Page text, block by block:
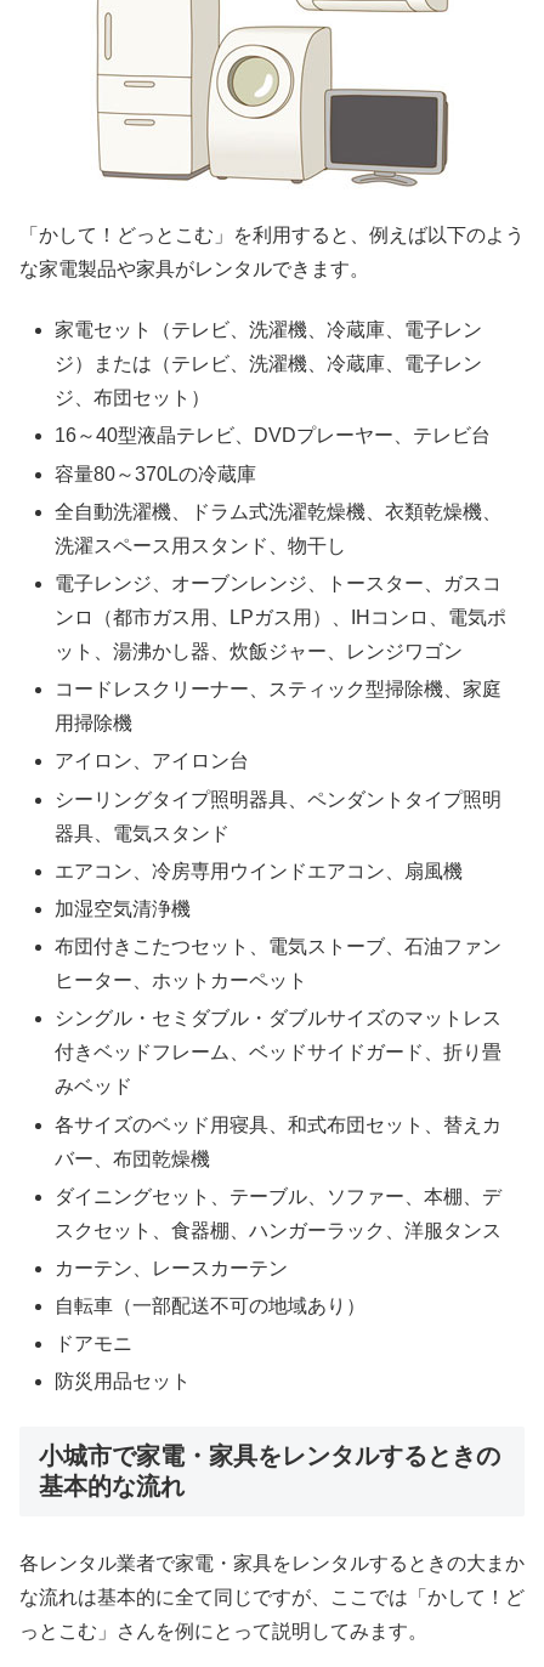
「かして！どっとこむ」を利用すると、例えば以下のよう
な家電製品や家具がレンタルできます。
家電セット（テレビ、洗濯機、冷蔵庫、電子レン
ジ）または（テレビ、洗濯機、冷蔵庫、電子レン
ジ、布団セット）
16～40型液晶テレビ、DVDプレーヤー、テレビ台
容量80～370Lの冷蔵庫
全自動洗濯機、ドラム式洗濯乾燥機、衣類乾燥機、
洗濯スペース用スタンド、物干し
電子レンジ、オーブンレンジ、トースター、ガスコ
ンロ（都市ガス用、LPガス用）、IHコンロ、電気ポ
ット、湯沸かし器、炊飯ジャー、レンジワゴン
コードレスクリーナー、スティック型掃除機、家庭
用掃除機
アイロン、アイロン台
シーリングタイプ照明器具、ペンダントタイプ照明
器具、電気スタンド
エアコン、冷房専用ウインドエアコン、扇風機
加湿空気清浄機
布団付きこたつセット、電気ストーブ、石油ファン
ヒーター、ホットカーペット
シングル・セミダブル・ダブルサイズのマットレス
付きベッドフレーム、ベッドサイドガード、折り畳
みベッド
各サイズのベッド用寝具、和式布団セット、替えカ
バー、布団乾燥機
ダイニングセット、テーブル、ソファー、本棚、デ
スクセット、食器棚、ハンガーラック、洋服タンス
カーテン、レースカーテン
自転車（一部配送不可の地域あり）
ドアモニ
防災用品セット
小城市で家電・家具をレンタルするときの
基本的な流れ
各レンタル業者で家電・家具をレンタルするときの大まか
な流れは基本的に全て同じですが、ここでは「かして！ど
っとこむ」さんを例にとって説明してみます。